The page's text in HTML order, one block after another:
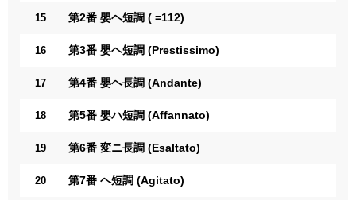
15 第2番 嬰ヘ短調 ( =112)
16 第3番 嬰ヘ短調 (Prestissimo)
17 第4番 嬰ヘ長調 (Andante)
18 第5番 嬰ハ短調 (Affannato)
19 第6番 変ニ長調 (Esaltato)
20 第7番 ヘ短調 (Agitato)